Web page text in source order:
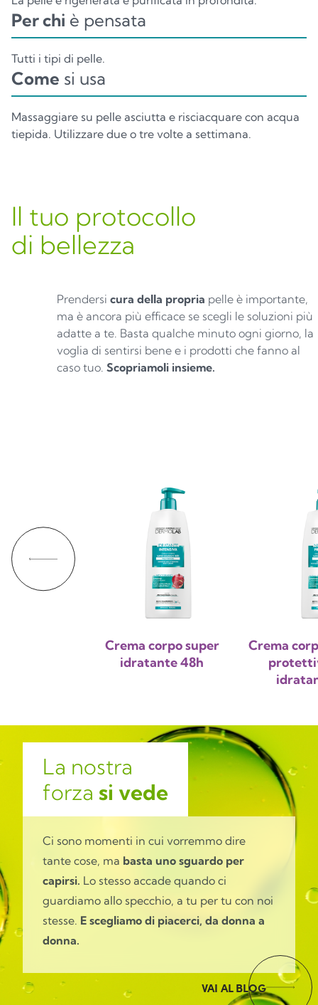
Per chi è pensata
Tutti i tipi di pelle.
Come si usa
Massaggiare su pelle asciutta e risciacquare con acqua
tiepida. Utilizzare due o tre volte a settimana.
Il tuo protocollo
di bellezza
Prendersi cura della propria pelle è importante,
ma è ancora più efficace se scegli le soluzioni più
adatte a te. Basta qualche minuto ogni giorno, la
voglia di sentirsi bene e i prodotti che fanno al
caso tuo. Scopriamoli insieme.
Crema corpo super
idratante 48h
Crema
La nostra
forza si vede
Ci sono momenti in cui vorremmo dire
tante cose, ma basta uno sguardo per
capirsi. Lo stesso accade quando ci
guardiamo allo specchio, a tu per tu con noi
stesse. E scegliamo di piacerci, da donna a
donna.
VAI AL BLOG